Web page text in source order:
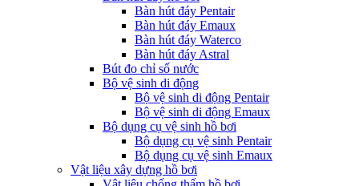
Bàn hút đáy Pentair
Bàn hút đáy Emaux
Bàn hút đáy Waterco
Bàn hút đáy Astral
Bút đo chỉ số nước
Bộ vệ sinh di động
Bộ vệ sinh di động Pentair
Bộ vệ sinh di động Emaux
Bộ dụng cụ vệ sinh hồ bơi
Bộ dụng cụ vệ sinh Pentair
Bộ dụng cụ vệ sinh Emaux
Vật liệu xây dựng hồ bơi